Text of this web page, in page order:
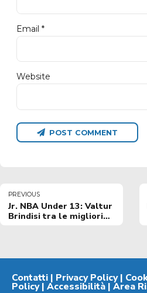
Email *
Website
POST COMMENT
PREVIOUS
Jr. NBA Under 13: Valtur
Brindisi tra le migliori
Contatti | Privacy Policy|
Policy| Accessibilità | Area